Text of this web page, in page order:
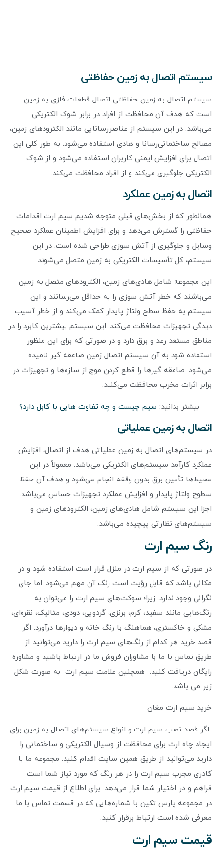
سیستم اتصال به زمین حفاظتی
سیستم اتصال به زمین حفاظتی اتصال قطعات فلزی به زمین
است که هدف آن محافظت از افراد در برابر شوک الکتریکی
می‌باشد. در این سیستم از عناصر‌رسانایی مانند الکترود‌های زمین،
مصالح ساختمانی‌رسانا و هادی استفاده می‌شود. به طور کلی این
اتصال برای افزایش ایمنی کاربران استفاده می‌شود و از شوک
الکتریکی جلوگیری می‌کند و از افراد محافظت می‌کند.
اتصال به زمین عملکرد
همانطور که از بخش‌های قبلی متوجه شدیم سیم ارت اقدامات
حفاظتی را گسترش می‌دهد و برای افزایش اطمینان عملکرد صحیح
وسایل و جلوگیری از آتش سوزی طراحی شده است. در این
سیستم، کل تأسیسات الکتریکی به زمین متصل می‌شوند.
این مجموعه شامل هادی‌های زمین، الکترود‌های متصل به زمین
می‌باشند که خطر آتش سوزی را به حداقل می‌رسانند و این
سیستم به حفظ سطح ولتاژ پایدار کمک می‌کند و از خطر آسیب
دیدگی تجهیزات محافظت می‌کند. این سیستم بیشترین کابرد را در
مناطق مستعد رعد و برق دارد و در صورتی که برای این منظور
استفاده شود به آن سیستم اتصال زمین صاعقه گیر نامیده
می‌شود. صاعقه گیر‌ها را قطع کردن موج از سازه‌ها و تجهیزات در
برابر اثرات مخرب محافظت می‌کنند.
بیشتر بدانید: سیم چیست و چه تفاوت هایی با کابل دارد؟
اتصال به زمین عملیاتی
در سیستم‌های اتصال به زمین عملیاتی هدف از اتصال، افزایش
عملکرد کارآمد سیستم‌های الکتریکی می‌باشد. معمولاً در این
محیط‌ها تأمین برق بدون وقفه انجام می‌شود و هدف آن حفظ
سطوح ولتاژ پایدار و افزایش عملکرد تجهیزات حساس می‌باشد.
اجزا این سیستم شامل هادی‌های زمین، الکترود‌های زمین و
سیستم‌های نظارتی پیچیده می‌باشد.
رنگ سیم ارت
در صورتی که از سیم ارت در منزل قرار است استفاده شود و در
مکانی باشد که قابل رؤیت است رنگ آن مهم می‌شود. اما جای
نگرانی وجود ندارد. زیرا؛ سوکت‌های سیم ارت را می‌توان به
رنگ‌هایی مانند سفید، کرم، برنزی، گردویی، دودی، متالیک، نقره‌ای،
مشکی و خاکستری، هماهنگ با رنگ خانه و دیوار‌ها درآورد. اگر
قصد خرید هر کدام از رنگ‌های سیم ارت را دارید می‌توانید از
طریق تماس با ما با مشاوران فروش ما در ارتباط باشید و مشاوره
رایگان دریافت کنید. همچنین علامت سیم ارت به صورت شکل
زیر می باشد.
خرید سیم ارت مغان
اگر قصد نصب سیم ارت و انواع سیستم‌های اتصال به زمین برای
ایجاد چاه ارت برای محافظت از وسیال الکتریکی و ساختمانی را
دارید می‌توانید از طریق همین سایت اقدام کنید. مجموعه ما با
کادری مجرب سیم ارت را در هر رنگ که مورد نیاز شما است
فراهم و در اختیار شما قرار می‌دهد. برای اطلاع از قیمت سیم ارت
در مجموعه پارس تکین با شماره‌هایی که در قسمت تماس با ما
معرفی شده است ارتباط برقرار کنید.
قیمت سیم ارت